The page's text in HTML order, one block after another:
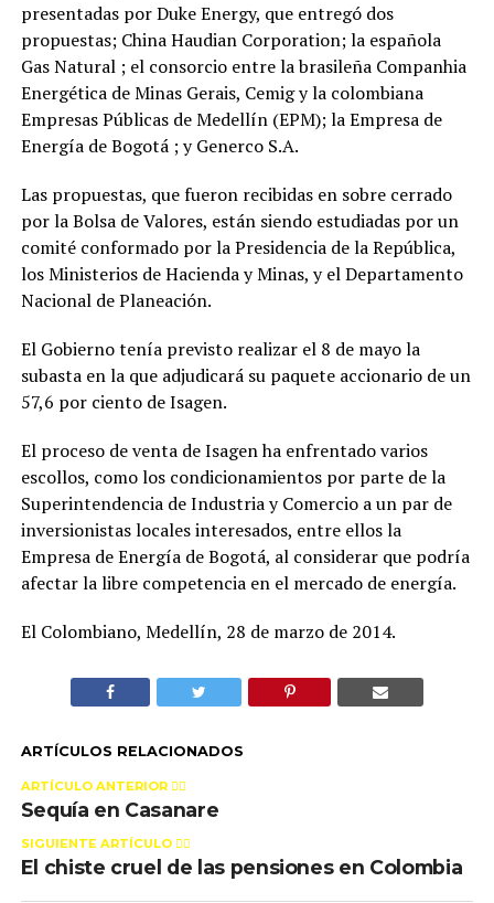
presentadas por Duke Energy, que entregó dos
propuestas; China Haudian Corporation; la española
Gas Natural ; el consorcio entre la brasileña Companhia
Energética de Minas Gerais, Cemig y la colombiana
Empresas Públicas de Medellín (EPM); la Empresa de
Energía de Bogotá ; y Generco S.A.
Las propuestas, que fueron recibidas en sobre cerrado
por la Bolsa de Valores, están siendo estudiadas por un
comité conformado por la Presidencia de la República,
los Ministerios de Hacienda y Minas, y el Departamento
Nacional de Planeación.
El Gobierno tenía previsto realizar el 8 de mayo la
subasta en la que adjudicará su paquete accionario de un
57,6 por ciento de Isagen.
El proceso de venta de Isagen ha enfrentado varios
escollos, como los condicionamientos por parte de la
Superintendencia de Industria y Comercio a un par de
inversionistas locales interesados, entre ellos la
Empresa de Energía de Bogotá, al considerar que podría
afectar la libre competencia en el mercado de energía.
El Colombiano, Medellín, 28 de marzo de 2014.
ARTÍCULOS RELACIONADOS
ARTÍCULO ANTERIOR 👉🏻
Sequía en Casanare
SIGUIENTE ARTÍCULO 👈🏻
El chiste cruel de las pensiones en Colombia